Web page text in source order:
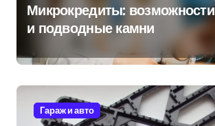
Микрокредиты: возможности
и подводные камни
Гараж и авто